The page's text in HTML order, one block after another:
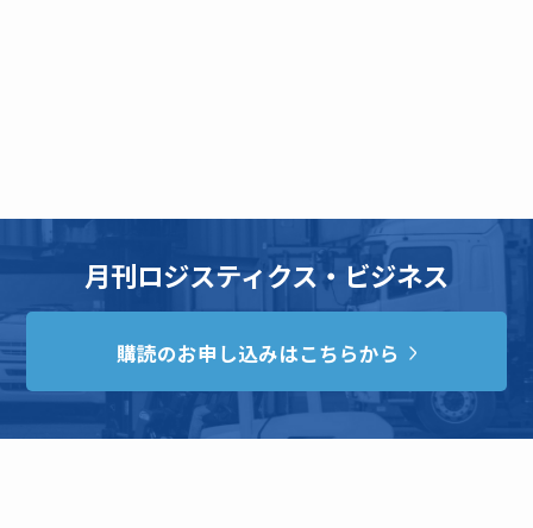
月刊ロジスティクス・ビジネス
購読のお申し込みはこちらから